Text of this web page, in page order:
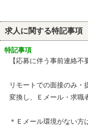
求人に関する特記事項
特記事項
【応募に伴う事前連絡不
リモートでの面接のみ・
変換し、Ｅメール・求職
＊Ｅメール環境がない方